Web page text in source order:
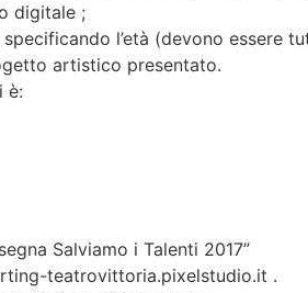
digitale ;
l’età (devono essere
artistico presentato.
è:
Salviamo i Talenti 2017”
teatrovittoria.pixelstudio.it .